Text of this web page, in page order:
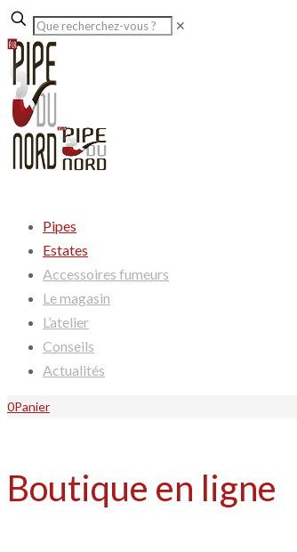
✕
Pipes
Estates
Accessoires fumeurs
Le magasin
L’atelier
Conseils
Actualités
0Panier
Boutique en ligne